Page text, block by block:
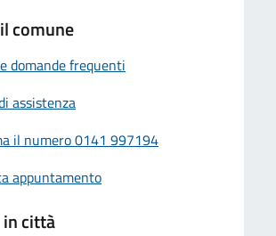
comune
domande frequenti
assistenza
il numero 0141 997194
appuntamento
città